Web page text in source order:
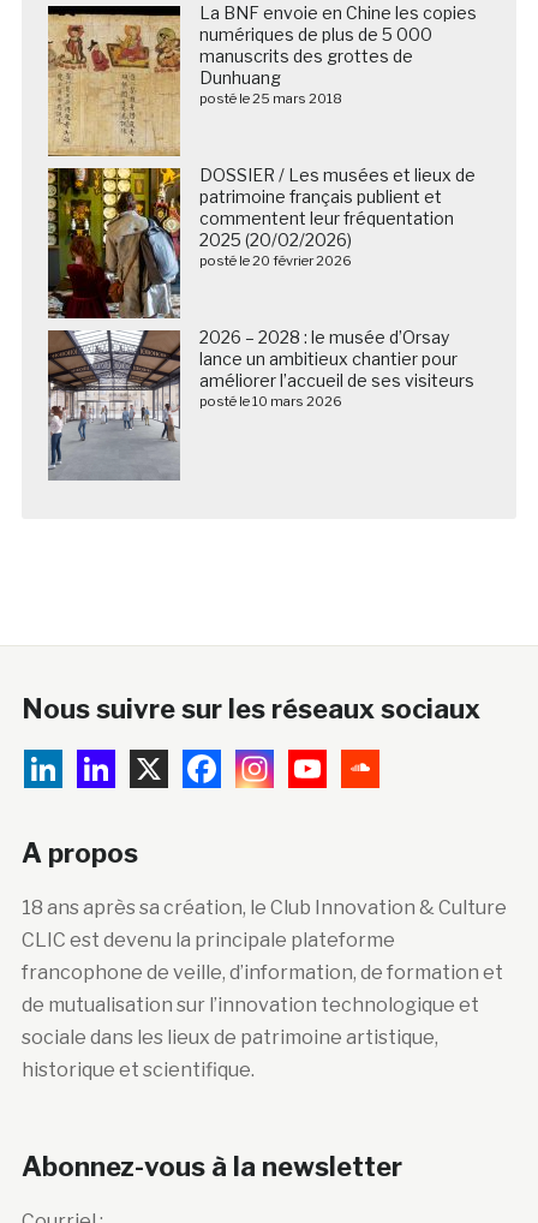
La BNF envoie en Chine les copies
numériques de plus de 5 000
manuscrits des grottes de
Dunhuang
posté le 25 mars 2018
DOSSIER / Les musées et lieux de
patrimoine français publient et
commentent leur fréquentation
2025 (20/02/2026)
posté le 20 février 2026
2026 – 2028 : le musée d’Orsay
lance un ambitieux chantier pour
améliorer l’accueil de ses visiteurs
posté le 10 mars 2026
Nous suivre sur les réseaux sociaux
A propos
18 ans après sa création, le Club Innovation & Culture
CLIC est devenu la principale plateforme
francophone de veille, d’information, de formation et
de mutualisation sur l’innovation technologique et
sociale dans les lieux de patrimoine artistique,
historique et scientifique.
Abonnez-vous à la newsletter